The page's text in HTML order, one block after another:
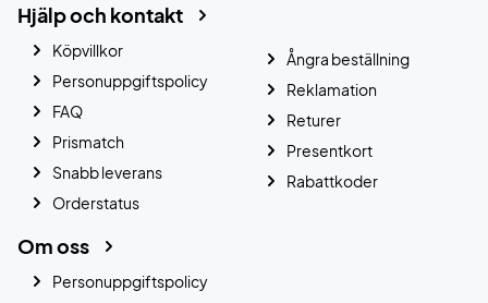
Hjälp och kontakt
Köpvillkor
Personuppgiftspolicy
FAQ
Prismatch
Snabb leverans
Orderstatus
Ångra beställning
Reklamation
Returer
Presentkort
Rabattkoder
Om oss
Personuppgiftspolicy